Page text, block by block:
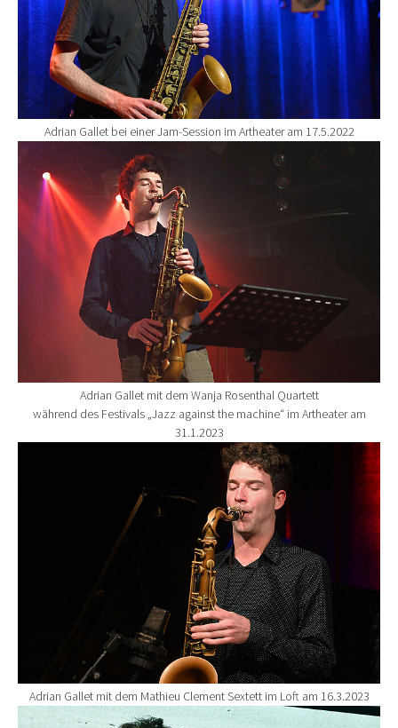
Adrian Gallet bei einer Jam-Session im Artheater am 17.5.2022
Show larger version for:
Adrian Gallet mit dem Wanja Rosenthal Quartett
während des Festivals „Jazz against the machine“ im Artheater am
31.1.2023
Adrian Gallet mit dem Mathieu Clement Sextett im Loft am 16.3.2023
Show larger version for: